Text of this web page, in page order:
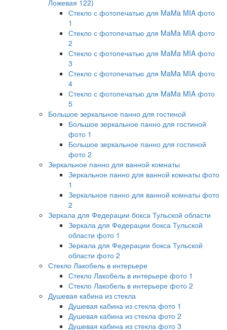
Ложевая 122)
Стекло с фотопечатью для MaMa MIA фото
1
Стекло с фотопечатью для MaMa MIA фото
2
Стекло с фотопечатью для MaMa MIA фото
3
Стекло с фотопечатью для MaMa MIA фото
4
Стекло с фотопечатью для MaMa MIA фото
5
Большое зеркальное панно для гостиной
Большое зеркальное панно для гостиной
фото 1
Большое зеркальное панно для гостиной
фото 2
Зеркальное панно для ванной комнаты
Зеркальное панно для ванной комнаты фото
1
Зеркальное панно для ванной комнаты фото
2
Зеркала для Федерации бокса Тульской области
Зеркала для Федерации бокса Тульской
области фото 1
Зеркала для Федерации бокса Тульской
области фото 2
Стекло Лакобель в интерьере
Стекло Лакобель в интерьере фото 1
Стекло Лакобель в интерьере фото 2
Душевая кабина из стекла
Душевая кабина из стекла фото 1
Душевая кабина из стекла фото 2
Душевая кабина из стекла фото 3